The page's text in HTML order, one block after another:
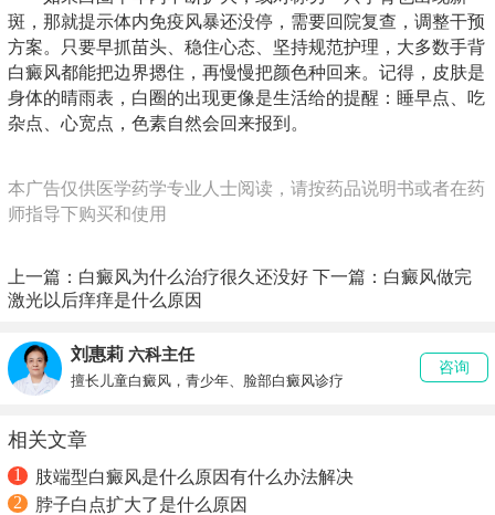
斑，那就提示体内免疫风暴还没停，需要回院复查，调整干预
方案。只要早抓苗头、稳住心态、坚持规范护理，大多数手背
白癜风都能把边界摁住，再慢慢把颜色种回来。记得，皮肤是
身体的晴雨表，白圈的出现更像是生活给的提醒：睡早点、吃
杂点、心宽点，色素自然会回来报到。
本广告仅供医学药学专业人士阅读，请按药品说明书或者在药
师指导下购买和使用
上一篇： 白癜风为什么治疗很久还没好 下一篇： 白癜风做完
激光以后痒痒是什么原因
刘惠莉 六科主任
擅长儿童白癜风，青少年、脸部白癜风诊疗
咨询
相关文章
1
肢端型白癜风是什么原因有什么办法解决
2
脖子白点扩大了是什么原因